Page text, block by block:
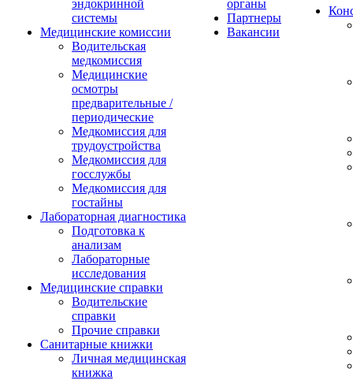
эндокринной
системы
Медицинские комиссии
Водительская
медкомиссия
Медицинские
осмотры
предварительные /
периодические
Медкомиссия для
трудоустройства
Медкомиссия для
госслужбы
Медкомиссия для
гостайны
Лабораторная диагностика
Подготовка к
анализам
Лабораторные
исследования
Медицинские справки
Водительские
справки
Прочие справки
Санитарные книжки
Личная медицинская
книжка
органы
Партнеры
Вакансии